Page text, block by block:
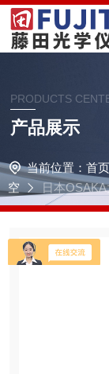
PRODUCTS
产品展示
当前位置： 首页
空
日本